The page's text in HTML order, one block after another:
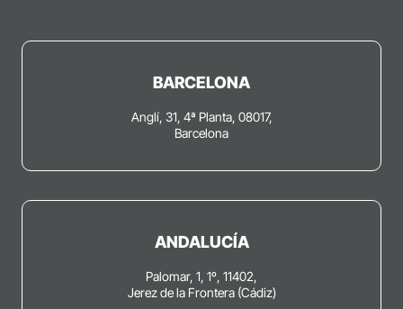
BARCELONA
Anglí, 31, 4ª Planta, 08017,
Barcelona
ANDALUCÍA
Palomar, 1, 1º, 11402,
Jerez de la Frontera (Cádiz)